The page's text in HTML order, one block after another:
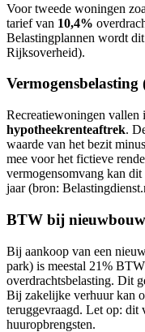
Voor tweede woningen
tarief van 10,4%
Belastingplannen wordt
Rijksoverheid).
Vermogensbelasting
Recreatiewoningen vallen
hypotheekrenteaftrek.
waarde van het bezit
mee voor het fictieve
vermogensomvang kan dit
jaar (bron:
BTW bij nieuwbouw
Bij aankoop van een
park) is meestal 21%
overdrachtsbelasting. Dit
Bij zakelijke verhuur kan
teruggevraagd. Let op:
huuropbrengsten.